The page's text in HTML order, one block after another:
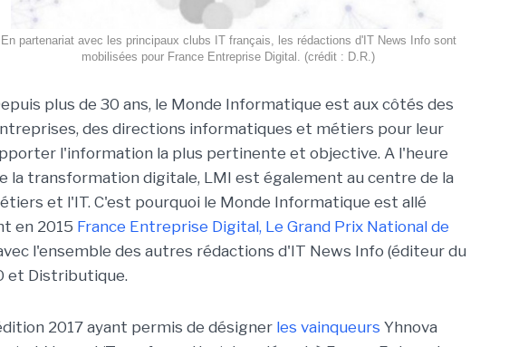
En partenariat avec les principaux clubs IT français, les rédactions d'IT News Info sont
mobilisées pour France Entreprise Digital. (crédit : D.R.)
plus de 30 ans, le Monde Informatique est aux côtés des
des directions informatiques et métiers pour leur
l'information la plus pertinente et objective. A l'heure
la transformation digitale, LMI est également au centre de la
et l'IT. C'est pourquoi le Monde Informatique est allé
en 2015 France Entreprise Digital, Le Grand Prix National de
l'ensemble des autres rédactions d'IT News Info (éditeur du
et Distributique.
2017 ayant permis de désigner les vainqueurs Yhnova